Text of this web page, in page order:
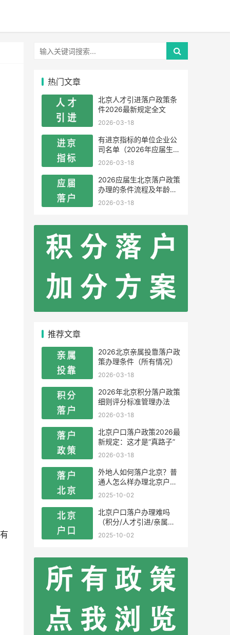
热门文章
北京人才引进落户政策条
件2026最新规定全文
2026-03-18
有进京指标的单位企业公
司名单（2026年应届生留
学生）
2026-03-18
2026应届生北京落户政策
办理的条件流程及年龄限
制
2026-03-18
推荐文章
2026北京亲属投靠落户政
策办理条件（所有情况）
2026-03-18
2026年北京积分落户政策
细则评分标准管理办法
2026-03-18
北京户口落户政策2026最
新规定：这才是“真路子”
2026-03-18
外地人如何落户北京？普
通人怎么样办理北京户
口？
2025-10-02
北京户口落户办理难吗
（积分/人才引进/亲属投
靠）
2025-10-02